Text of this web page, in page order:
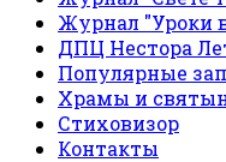
Журнал "Уроки
ДПЦ Нестора
Популярные
Храмы и
Стиховизор
Контакты